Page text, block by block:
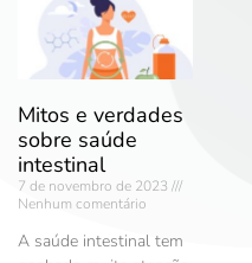
Mitos e verdades
sobre saúde
intestinal
7 de novembro de 2023
Nenhum comentário
A saúde intestinal tem